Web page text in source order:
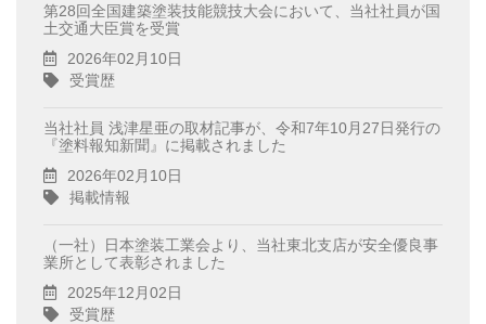
第28回全国建築塗装技能競技大会において、当社社員が国
土交通大臣賞を受賞
2026年02月10日
受賞歴
当社社員 浅津星亜の取材記事が、令和7年10月27日発行の
『塗料報知新聞』に掲載されました
2026年02月10日
掲載情報
（一社）日本塗装工業会より、当社東北支店が安全優良事
業所として表彰されました
2025年12月02日
受賞歴